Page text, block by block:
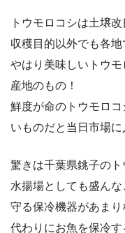
トウモロコシは土壌
収穫目的以外でも各地
やはり美味しいトウ
産地のもの！
鮮度が命のトウモロ
いものだと当日市場に
驚きは千葉県銚子のト
水揚場としても盛ん
守る保冷機器があまり
代わりにお魚を保冷